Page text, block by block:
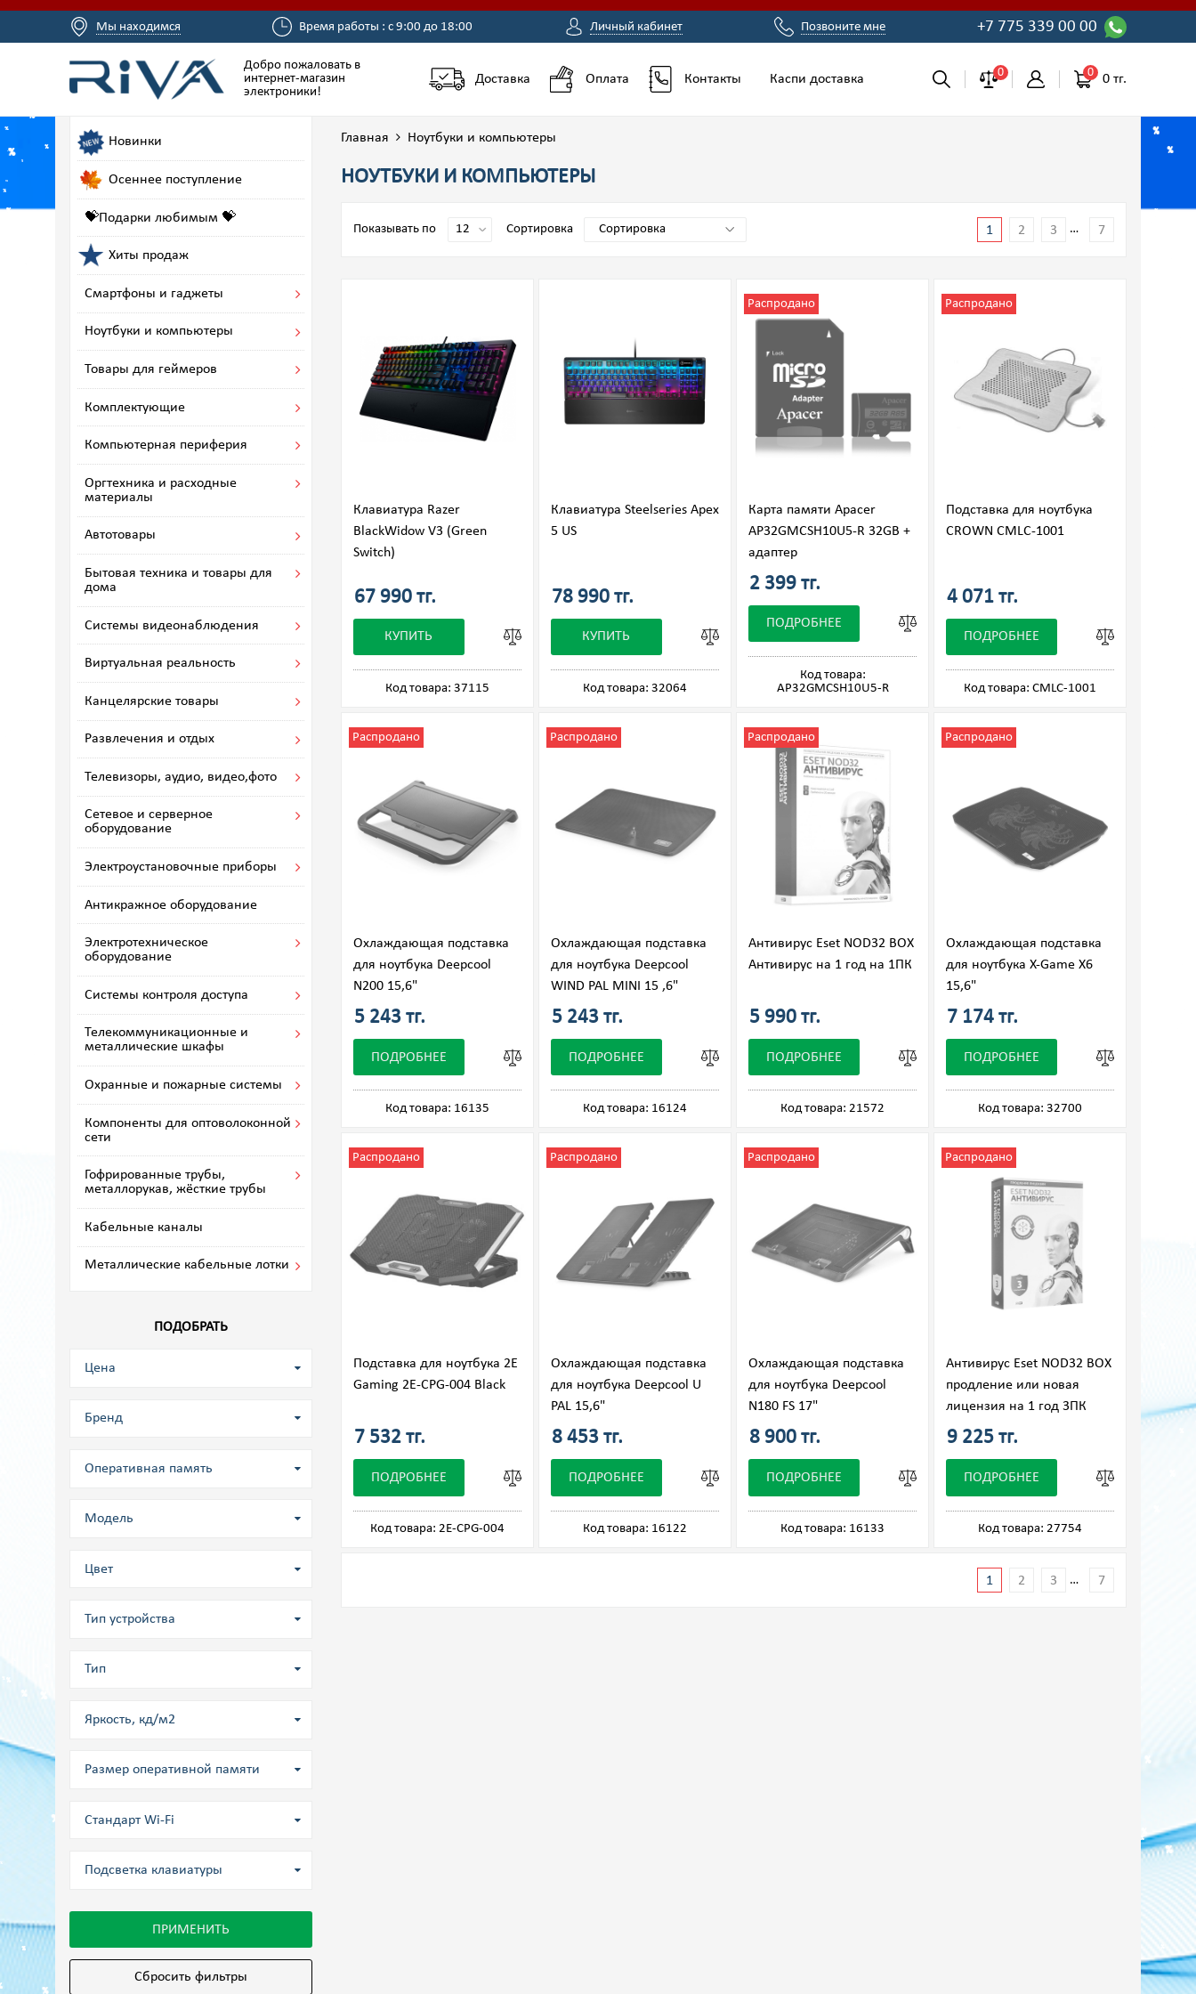
Мы находимся Время работы : с 9:00 до 18:00 Личный кабинет Позвоните мне +7 775 339 00 00
Добро пожаловать в
интернет-магазин
электроники!
Доставка Оплата Контакты Каспи доставка 0 0 0 тг.
Главная Ноутбуки и компьютеры
НОУТБУКИ И КОМПЬЮТЕРЫ
Показывать по Сортировка 1 2 3 … 7
Клавиатура Razer
BlackWidow V3 (Green
Switch)
67 990 тг.
КУПИТЬ
Код товара: 37115
Клавиатура Steelseries Apex
5 US
78 990 тг.
КУПИТЬ
Код товара: 32064
Карта памяти Apacer
AP32GMCSH10U5-R 32GB +
адаптер
Распродано
2 399 тг.
ПОДРОБНЕЕ
Код товара:
AP32GMCSH10U5-R
Подставка для ноутбука
CROWN CMLC-1001
Распродано
4 071 тг.
ПОДРОБНЕЕ
Код товара: CMLC-1001
Охлаждающая подставка
для ноутбука Deepcool
N200 15,6"
Распродано
5 243 тг.
ПОДРОБНЕЕ
Код товара: 16135
Охлаждающая подставка
для ноутбука Deepcool
WIND PAL MINI 15 ,6"
Распродано
5 243 тг.
ПОДРОБНЕЕ
Код товара: 16124
Антивирус Eset NOD32 BOX
Антивирус на 1 год на 1ПК
Распродано
5 990 тг.
ПОДРОБНЕЕ
Код товара: 21572
Охлаждающая подставка
для ноутбука X-Game X6
15,6"
Распродано
7 174 тг.
ПОДРОБНЕЕ
Код товара: 32700
Подставка для ноутбука 2E
Gaming 2E-CPG-004 Black
Распродано
7 532 тг.
ПОДРОБНЕЕ
Код товара: 2E-CPG-004
Охлаждающая подставка
для ноутбука Deepcool U
PAL 15,6"
Распродано
8 453 тг.
ПОДРОБНЕЕ
Код товара: 16122
Охлаждающая подставка
для ноутбука Deepcool
N180 FS 17"
Распродано
8 900 тг.
ПОДРОБНЕЕ
Код товара: 16133
Антивирус Eset NOD32 BOX
продление или новая
лицензия на 1 год 3ПК
Распродано
9 225 тг.
ПОДРОБНЕЕ
Код товара: 27754
1 2 3 … 7
Новинки
Осеннее поступление
💝Подарки любимым 💝
Хиты продаж
Смартфоны и гаджеты
Ноутбуки и компьютеры
Товары для геймеров
Комплектующие
Компьютерная периферия
Оргтехника и расходные
материалы
Автотовары
Бытовая техника и товары для
дома
Системы видеонаблюдения
Виртуальная реальность
Канцелярские товары
Развлечения и отдых
Телевизоры, аудио, видео,фото
Сетевое и серверное
оборудование
Электроустановочные приборы
Антикражное оборудование
Электротехническое
оборудование
Системы контроля доступа
Телекоммуникационные и
металлические шкафы
Охранные и пожарные системы
Компоненты для оптоволоконной
сети
Гофрированные трубы,
металлорукав, жёсткие трубы
Кабельные каналы
Металлические кабельные лотки
ПОДОБРАТЬ
Цена
Бренд
Оперативная память
Модель
Цвет
Тип устройства
Тип
Яркость, кд/м2
Размер оперативной памяти
Стандарт Wi-Fi
Подсветка клавиатуры
ПРИМЕНИТЬ
Сбросить фильтры